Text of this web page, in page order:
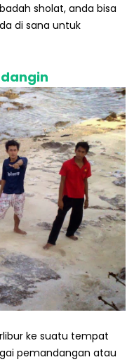
sholat, anda bisa
di sana untuk
ke suatu tempat
pemandangan atau